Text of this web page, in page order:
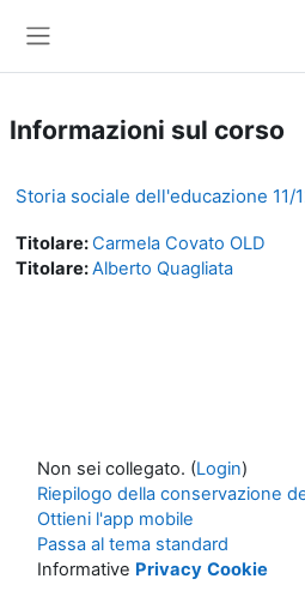
Informazioni sul corso
Storia sociale dell'educazione 11/
Titolare:Carmela Covato OLD
Titolare:Alberto Quagliata
Non sei collegato. (Login)
Riepilogo della conservazione
Ottieni l'app mobile
Passa al tema standard
Informative Privacy Cookie